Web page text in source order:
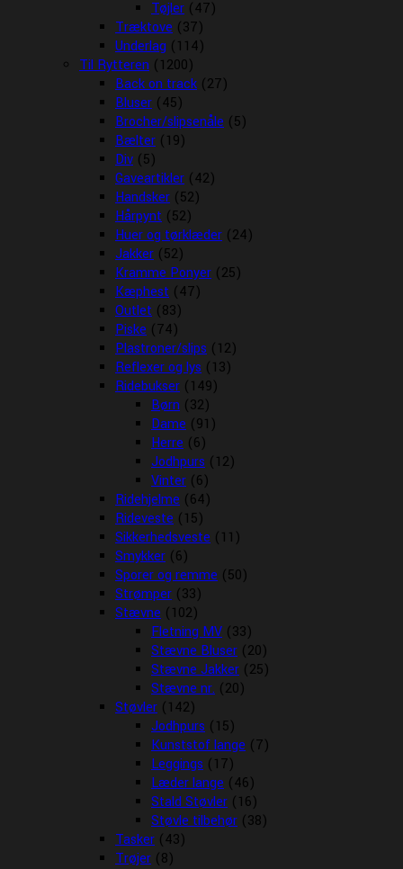
Tøjler (47)
Træktove (37)
Underlag (114)
Til Rytteren (1200)
Back on track (27)
Bluser (45)
Brocher/slipsenåle (5)
Bælter (19)
Div (5)
Gaveartikler (42)
Handsker (52)
Hårpynt (52)
Huer og tørklæder (24)
Jakker (52)
Kramme Ponyer (25)
Kæphest (47)
Outlet (83)
Piske (74)
Plastroner/slips (12)
Reflexer og lys (13)
Ridebukser (149)
Børn (32)
Dame (91)
Herre (6)
Jodhpurs (12)
Vinter (6)
Ridehjelme (64)
Rideveste (15)
Sikkerhedsveste (11)
Smykker (6)
Sporer og remme (50)
Strømper (33)
Stævne (102)
Fletning MV (33)
Stævne Bluser (20)
Stævne Jakker (25)
Stævne nr. (20)
Støvler (142)
Jodhpurs (15)
Kunststof lange (7)
Leggings (17)
Læder lange (46)
Stald Støvler (16)
Støvle tilbehør (38)
Tasker (43)
Trøjer (8)